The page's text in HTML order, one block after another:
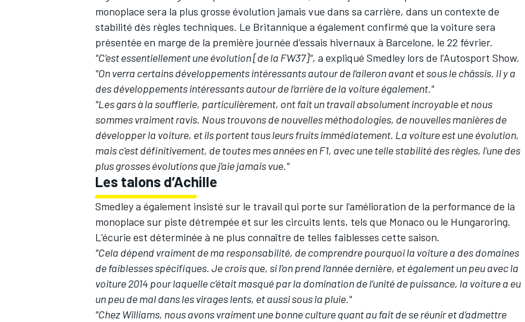
monoplace sera la plus grosse évolution jamais vue dans sa carrière, dans un contexte de
stabilité dès règles techniques. Le Britannique a également confirmé que la voiture sera
présentée en marge de la première journée d’essais hivernaux à Barcelone, le 22 février.
"C’est essentiellement une évolution [de la FW37]", a expliqué Smedley lors de l’Autosport Show.
"On verra certains développements intéressants autour de l’aileron avant et sous le châssis. Il y a
des développements intéressants autour de l’arrière de la voiture également."
"Les gars à la soufflerie, particulièrement, ont fait un travail absolument incroyable et nous
sommes vraiment ravis. Nous trouvons de nouvelles méthodologies, de nouvelles manières de
développer la voiture, et ils portent tous leurs fruits immédiatement. La voiture est une évolution,
mais c'est définitivement, de toutes mes années en F1, avec une telle stabilité des règles, l’une des
plus grosses évolutions que j’aie jamais vue."
Les talons d’Achille
Smedley a également insisté sur le travail qui porte sur l’amélioration de la performance de la
monoplace sur piste détrempée et sur les circuits lents, tels que Monaco ou le Hungaroring.
L’écurie est déterminée à ne plus connaître de telles faiblesses cette saison.
"Cela dépend vraiment de ma responsabilité, de comprendre pourquoi la voiture a des domaines
de faiblesses spécifiques. Je crois que, si l’on prend l’année dernière, et également un peu avec la
voiture 2014 pour laquelle c’était masqué par la domination de l’unité de puissance, la voiture a eu
un peu de mal dans les virages lents, et aussi sous la pluie."
"Chez Williams, nous avons vraiment une bonne culture quant au fait de se réunir et d’admettre